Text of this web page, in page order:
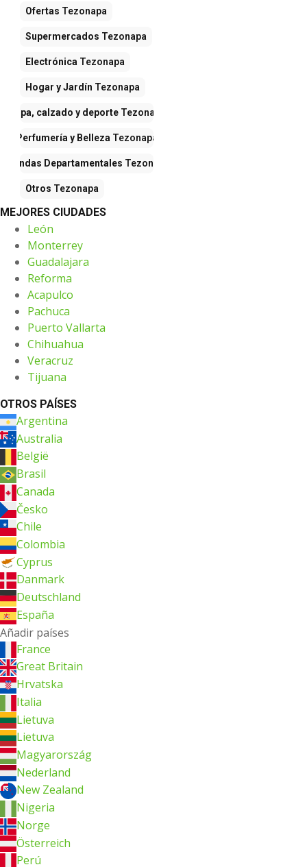
Ofertas Tezonapa
Supermercados Tezonapa
Electrónica Tezonapa
Hogar y Jardín Tezonapa
Ropa, calzado y deporteTezonapa
Perfumería y Belleza Tezonapa
Tiendas Departamentales Tezonapa
Otros Tezonapa
MEJORES CIUDADES
León
Monterrey
Guadalajara
Reforma
Acapulco
Pachuca
Puerto Vallarta
Chihuahua
Veracruz
Tijuana
OTROS PAÍSES
Argentina
Australia
België
Brasil
Canada
Česko
Chile
Colombia
Cyprus
Danmark
Deutschland
España
Añadir países
France
Great Britain
Hrvatska
Italia
Lietuva
Lietuva
Magyarország
Nederland
New Zealand
Nigeria
Norge
Österreich
Perú